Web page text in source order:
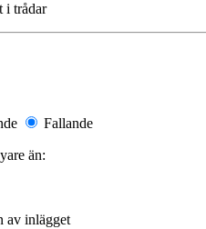
i trådar
Fallande
än:
av inlägget